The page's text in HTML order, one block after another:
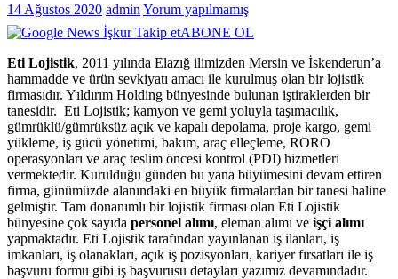
14 Ağustos 2020 admin Yorum yapılmamış
ABONE OL
Eti Lojistik, 2011 yılında Elazığ ilimizden Mersin ve İskenderun’a
hammadde ve ürün sevkiyatı amacı ile kurulmuş olan bir lojistik
firmasıdır. Yıldırım Holding bünyesinde bulunan iştiraklerden bir
tanesidir. Eti Lojistik; kamyon ve gemi yoluyla taşımacılık,
gümrüklü/gümrüksüz açık ve kapalı depolama, proje kargo, gemi
yükleme, iş gücü yönetimi, bakım, araç elleçleme, RORO
operasyonları ve araç teslim öncesi kontrol (PDI) hizmetleri
vermektedir. Kurulduğu günden bu yana büyümesini devam ettiren
firma, günümüzde alanındaki en büyük firmalardan bir tanesi haline
gelmiştir. Tam donanımlı bir lojistik firması olan Eti Lojistik
bünyesine çok sayıda personel alımı, eleman alımı ve işçi alımı
yapmaktadır. Eti Lojistik tarafından yayınlanan iş ilanları, iş
imkanları, iş olanakları, açık iş pozisyonları, kariyer fırsatları ile iş
başvuru formu gibi iş başvurusu detayları yazımız devamındadır.